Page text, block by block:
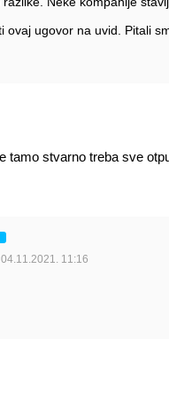
ovaj ugovor na uvid. Pitali
tamo stvarno treba sve
04.11.2021. 11:16